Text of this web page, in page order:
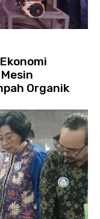
Organik